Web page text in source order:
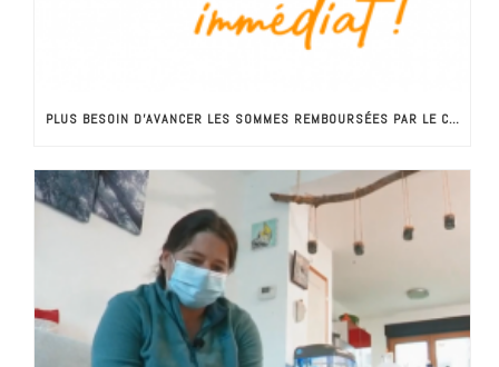
PLUS BESOIN D’AVANCER LES SOMMES REMBOURSÉES PAR LE CRÉDIT D’IMPÔT